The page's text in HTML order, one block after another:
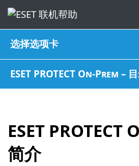
选择选项卡
ESET PROTECT On-Prem –
ESET PROTECT
简介